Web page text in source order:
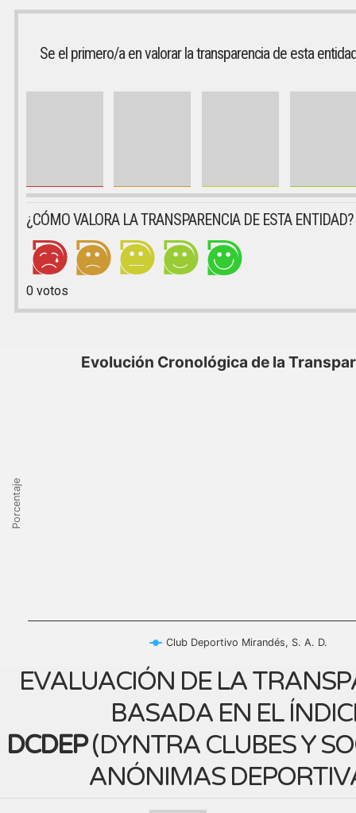
Se el primero/a en valorar la transparencia de esta
¿CÓMO VALORA LA TRANSPARENCIA DE ESTA ENTIDAD?
0votos
Porcentaje
Evolución Cronológica de la
Club Deportivo Mirandés, S. A. D.
EVALUACIÓN DE LA
BASADA EN EL
DCDEP(DYNTRA CLUBES Y
ANÓNIMAS